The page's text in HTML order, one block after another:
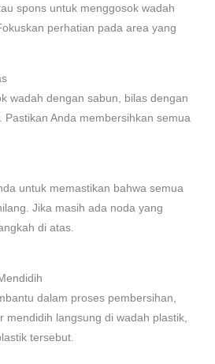
spons untuk menggosok wadah
perhatian pada area yang
wadah dengan sabun, bilas dengan
Anda membersihkan semua
untuk memastikan bahwa semua
Jika masih ada noda yang
di atas.
dalam proses pembersihan,
mendidih langsung di wadah plastik,
tersebut.